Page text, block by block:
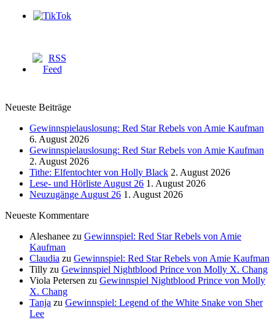
Neueste Beiträge
Gewinnspielauslosung: Red Star Rebels von Amie Kaufman
6. August 2026
Gewinnspielauslosung: Red Star Rebels von Amie Kaufman
2. August 2026
Tithe: Elfentochter von Holly Black 2. August 2026
Lese- und Hörliste August 26 1. August 2026
Neuzugänge August 26 1. August 2026
Neueste Kommentare
Aleshanee zu Gewinnspiel: Red Star Rebels von Amie
Kaufman
Claudia zu Gewinnspiel: Red Star Rebels von Amie Kaufman
Tilly zu Gewinnspiel Nightblood Prince von Molly X. Chang
Viola Petersen zu Gewinnspiel Nightblood Prince von Molly
X. Chang
Tanja zu Gewinnspiel: Legend of the White Snake von Sher
Lee